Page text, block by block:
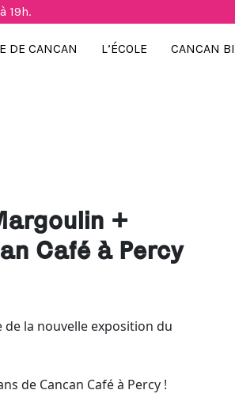
19h.
DE CANCAN L’ÉCOLE CANCAN
+
Café à Percy
de la nouvelle exposition du
de Cancan Café à Percy !